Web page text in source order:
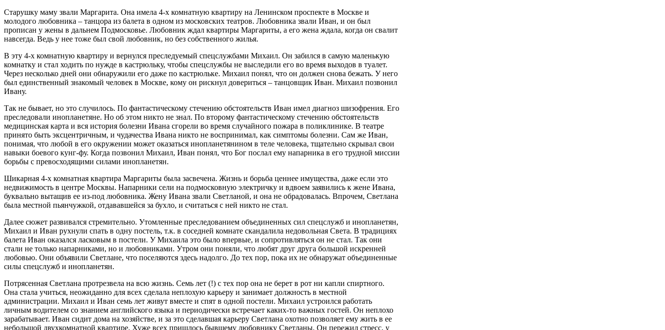
Старушку маму звали Маргарита. Она имела 4-х комнатную квартиру на Ленинском проспекте в Москве и
молодого любовника – танцора из балета в одном из московских театров. Любовника звали Иван, и он был
прописан у жены в дальнем Подмосковье. Любовник ждал квартиры Маргариты, а его жена ждала, когда он свалит
навсегда. Ведь у нее тоже был свой любовник, но без собственного жилья.
В эту 4-х комнатную квартиру и вернулся преследуемый спецслужбами Михаил. Он забился в самую маленькую
комнатку и стал ходить по нужде в кастрюльку, чтобы спецслужбы не выследили его во время выходов в туалет.
Через несколько дней они обнаружили его даже по кастрюльке. Михаил понял, что он должен снова бежать. У него
был единственный знакомый человек в Москве, кому он рискнул довериться – танцовщик Иван. Михаил позвонил
Ивану.
Так не бывает, но это случилось. По фантастическому стечению обстоятельств Иван имел диагноз шизофрения. Его
преследовали инопланетяне. Но об этом никто не знал. По второму фантастическому стечению обстоятельств
медицинская карта и вся история болезни Ивана сгорели во время случайного пожара в поликлинике. В театре
принято быть эксцентричным, и чудачества Ивана никто не воспринимал, как симптомы болезни. Сам же Иван,
понимая, что любой в его окружении может оказаться инопланетянином в теле человека, тщательно скрывал свои
навыки боевого кунг-фу. Когда позвонил Михаил, Иван понял, что Бог послал ему напарника в его трудной миссии
борьбы с превосходящими силами инопланетян.
Шикарная 4-х комнатная квартира Маргариты была засвечена. Жизнь и борьба ценнее имущества, даже если это
недвижимость в центре Москвы. Напарники сели на подмосковную электричку и вдвоем заявились к жене Ивана,
буквально вытащив ее из-под любовника. Жену Ивана звали Светланой, и она не обрадовалась. Впрочем, Светлана
была местной пьянчужкой, отдававшейся за бухло, и считаться с ней никто не стал.
Далее сюжет развивался стремительно. Утомленные преследованием объединенных сил спецслужб и инопланетян,
Михаил и Иван рухнули спать в одну постель, т.к. в соседней комнате скандалила недовольная Света. В традициях
балета Иван оказался ласковым в постели. У Михаила это было впервые, и сопротивляться он не стал. Так они
стали не только напарниками, но и любовниками. Утром они поняли, что любят друг друга большой искренней
любовью. Они объявили Светлане, что поселяются здесь надолго. До тех пор, пока их не обнаружат объединенные
силы спецслужб и инопланетян.
Потрясенная Светлана протрезвела на всю жизнь. Семь лет (!) с тех пор она не берет в рот ни капли спиртного.
Она стала учиться, неожиданно для всех сделала неплохую карьеру и занимает должность в местной
администрации. Михаил и Иван семь лет живут вместе и спят в одной постели. Михаил устроился работать
личным водителем со знанием английского языка и периодически встречает каких-то важных гостей. Он неплохо
зарабатывает. Иван сидит дома на хозяйстве, и за это сделавшая карьеру Светлана охотно позволяет ему жить в ее
небольшой двухкомнатной квартире. Хуже всех пришлось бывшему любовнику Светланы. Он пережил стресс, у